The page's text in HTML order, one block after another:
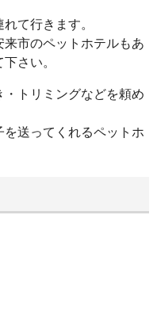
て行きます。
市のペットホテルもあ
さい。
トリミングなどを頼め
送ってくれるペットホ